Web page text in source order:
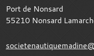
Port de Nonsard
55210 Nonsard